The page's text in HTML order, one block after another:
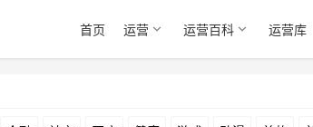
首页 运营 运营百科 运营库